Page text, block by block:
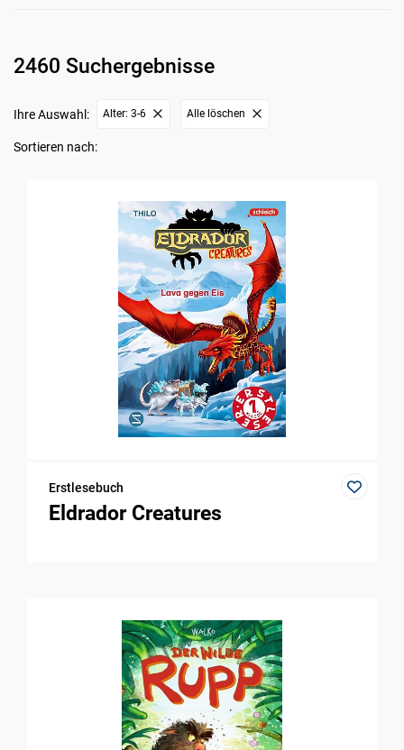
2460 Suchergebnisse
Ihre Auswahl: Alter: 3-6 Alle löschen
Sortieren nach:
Erstlesebuch
Eldrador Creatures